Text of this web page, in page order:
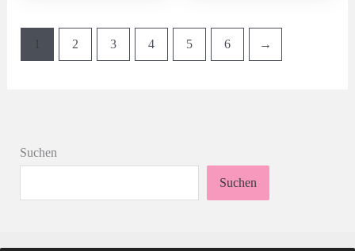
1 2 3 4 5 6 →
Suchen
Suchen